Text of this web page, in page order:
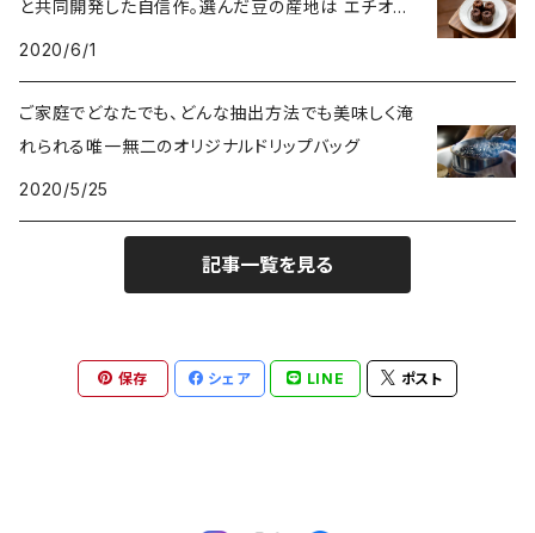
と共同開発した自信作。選んだ豆の産地は エチオピ
ア
2020/6/1
ご家庭でどなたでも、どんな抽出方法でも美味しく淹
れられる唯一無二のオリジナルドリップバッグ
2020/5/25
記事一覧を見る
保存 シェア LINE ポスト